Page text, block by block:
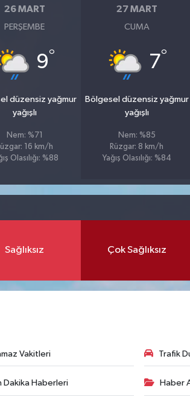
26 MART
PERŞEMBE
9°
düzensiz yağmur
yağışlı
Nem: %71
16 km/h
Olasılığı: %88
27 MART
CUMA
7°
Bölgesel düzensiz yağmur
yağışlı
Nem: %85
Rüzgar: 8 km/h
Yağış Olasılığı: %84
Sağlıksız Çok Sağlıksız
Vakitleri Trafik
Dakika Haberleri Haber